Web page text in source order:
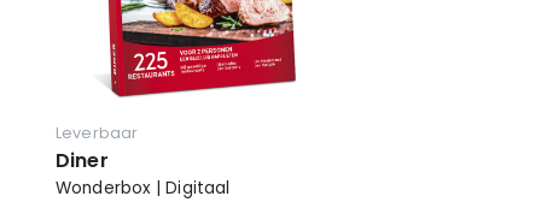
Leverbaar
Diner
Wonderbox | Digitaal